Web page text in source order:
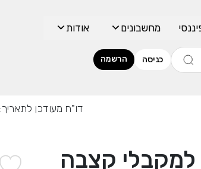
מחשבונים אודות
כניסה הרשמה
דו"ח מעודכן לתאריך: 06/2026
למקבלי קצבה